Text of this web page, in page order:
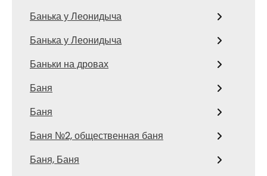
Банька у Леонидыча
Банька у Леонидыча
Баньки на дровах
Баня
Баня
Баня №2, общественная баня
Баня, Баня